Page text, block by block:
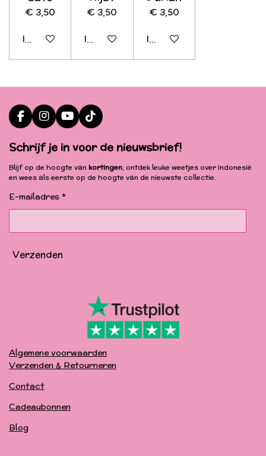
€ 3,50
In winkelwagen
€ 3,50
In winkelwagen
€ 3,50
In winkelwagen
F
a
c
e
b
o
k
I
n
s
t
a
g
a
m
Y
o
u
T
u
b
T
i
k
T
o
k
Schrijf je in voor de nieuwsbrief!
Blijf op de hoogte van kortingen, ontdek leuke weetjes over Indonesië
en wees als eerste op de hoogte van de nieuwste collectie.
E-mailadres *
Verzenden
Algemene voorwaarden
Verzenden & Retourneren
Contact
Cadeaubonnen
Blog